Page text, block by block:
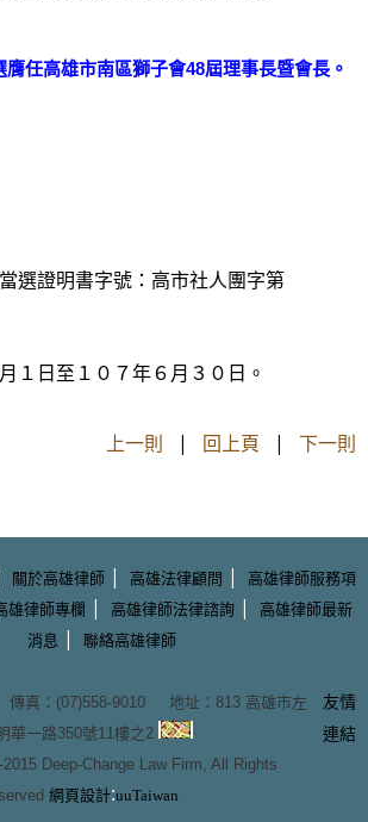
任高雄市南區獅子會48屆理事長暨會長。
選證明書字號：高市社人團字第
１日至１０７年６月３０日。
上一則 | 回上頁 | 下一則
關於高雄律師| 高雄法律顧問 |
高雄律師服務項
雄律師專欄 | 高雄律師法律諮詢 |
高雄律師最新
消息 | 聯絡高雄律師
真：(07)558-9010 地址： 813 高雄市左
華一路350號11樓之2
Deep-Change Law Firm, All Rights
網頁設計:uuTaiwan
友情
連結